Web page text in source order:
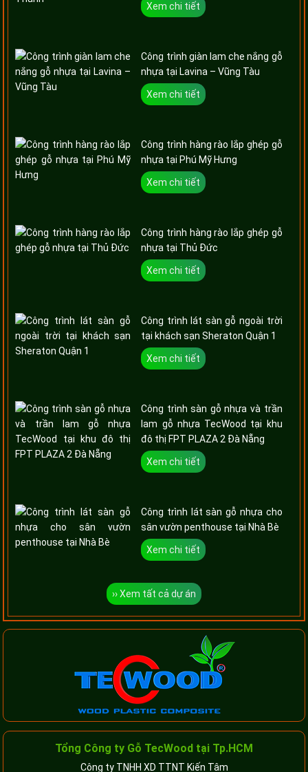
Xem chi tiết
Công trình giàn lam che nắng gỗ
nhựa tại Lavina – Vũng Tàu
Xem chi tiết
Công trình hàng rào lắp ghép gỗ
nhựa tại Phú Mỹ Hưng
Xem chi tiết
Công trình hàng rào lắp ghép gỗ
nhựa tại Thủ Đức
Xem chi tiết
Công trình lát sàn gỗ ngoài trời
tại khách sạn Sheraton Quận 1
Xem chi tiết
Công trình sàn gỗ nhựa và trần
lam gỗ nhựa TecWood tại khu
đô thị FPT PLAZA 2 Đà Nẵng
Xem chi tiết
Công trình lát sàn gỗ nhựa cho
sân vườn penthouse tại Nhà Bè
Xem chi tiết
›› Xem tất cả dự án
Tổng Công ty Gỗ TecWood tại Tp.HCM
Công ty TNHH XD TTNT Kiến Tâm